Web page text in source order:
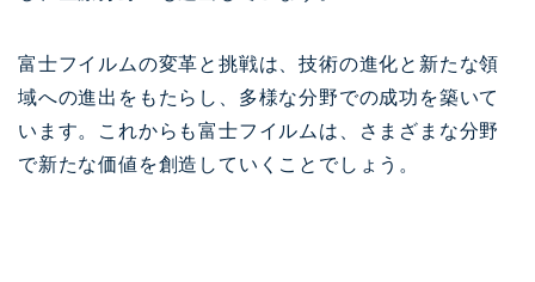
富士フイルムの変革と挑戦は、技術の進化と新たな領
域への進出をもたらし、多様な分野での成功を築いて
います。これからも富士フイルムは、さまざまな分野
で新たな価値を創造していくことでしょう。